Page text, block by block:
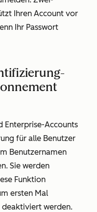
Ihren Account vor
Ihr Passwort
Enterprise-Accounts
für alle Benutzer
Benutzernamen
Sie werden
Funktion
ersten Mal
deaktiviert werden.